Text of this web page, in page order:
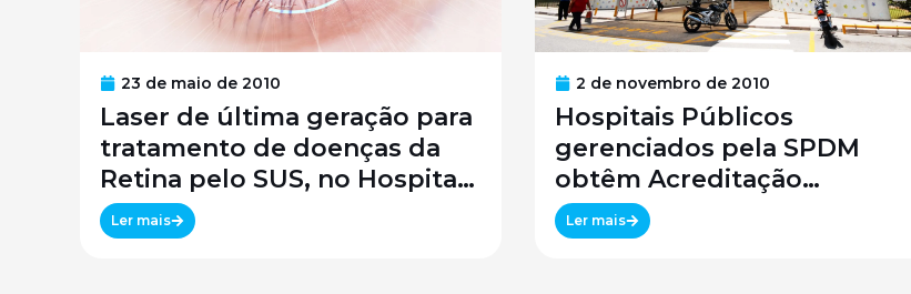
23 de maio de 2010
Laser de última geração para
tratamento de doenças da
Retina pelo SUS, no Hospital
São Paulo / SPDM / UNIFESP
Ler mais
2 de novembro de 2010
Hospitais Públicos
gerenciados pela SPDM
obtêm Acreditação
Canadense
Ler mais